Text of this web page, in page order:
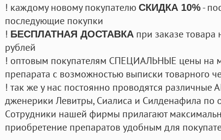
! каждому новому покупателю СКИДКА 10%-
последующие покупки
! БЕСПЛАТНАЯ ДОСТАВКА при заказе
рублей
! оптовым покупателям СПЕЦИАЛЬНЫЕ цены на
препарата с возможностью выписки товарного
! так же у нас постоянно проводятся
дженерики Левитры, Сиалиса и Силденафила по
Cотрудники нашей фирмы прилагают
приобретение препаратов удобным для